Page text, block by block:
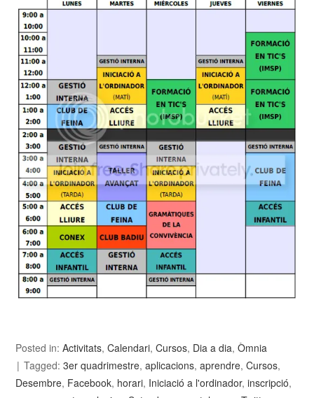
Posted in:Activitats,Calendari,Cursos, Dia a dia,Òmnia
Tagged:3er quadrimestre,aplicacions,aprendre,Cursos,
Desembre, Facebook, horari, Iniciació a l'ordinador,inscripció,